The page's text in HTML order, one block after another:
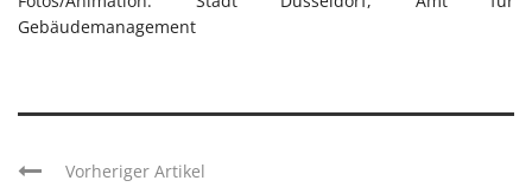
Gebäudemanagement
Vorheriger Artikel